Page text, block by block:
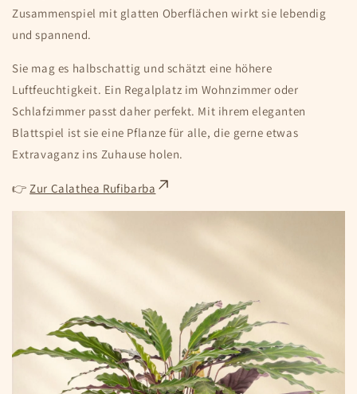
Zusammenspiel mit glatten Oberflächen wirkt sie lebendig
und spannend.
Sie mag es halbschattig und schätzt eine höhere
Luftfeuchtigkeit. Ein Regalplatz im Wohnzimmer oder
Schlafzimmer passt daher perfekt. Mit ihrem eleganten
Blattspiel ist sie eine Pflanze für alle, die gerne etwas
Extravaganz ins Zuhause holen.
👉 Zur Calathea Rufibarba